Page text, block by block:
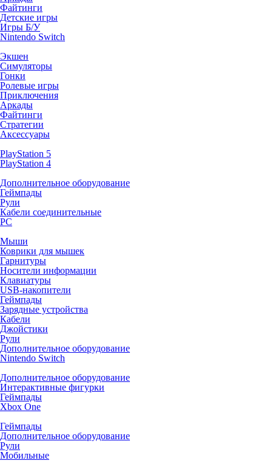
Файтинги
Детские игры
Игры Б/У
Nintendo Switch
Экшен
Симуляторы
Гонки
Ролевые игры
Приключения
Аркады
Файтинги
Стратегии
Аксессуары
PlayStation 5
PlayStation 4
Дополнительное оборудование
Геймпады
Рули
Кабели соединительные
PC
Мыши
Коврики для мышек
Гарнитуры
Носители информации
Клавиатуры
USB-накопители
Геймпады
Зарядные устройства
Кабели
Джойстики
Рули
Дополнительное оборудование
Nintendo Switch
Дополнительное оборудование
Интерактивные фигурки
Геймпады
Xbox One
Геймпады
Дополнительное оборудование
Рули
Мобильные